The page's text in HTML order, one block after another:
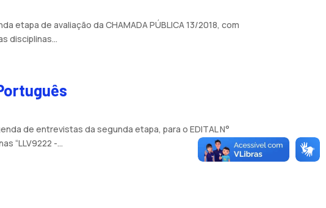
de avaliação da CHAMADA PÚBLICA 13/2018, com
disciplinas...
de entrevistas da segunda etapa, para o EDITAL N°
“LLV9222 -...